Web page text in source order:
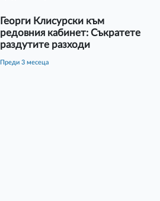
Георги Клисурски към
редовния кабинет: Съкратете
раздутите разходи
преди 3 месеца